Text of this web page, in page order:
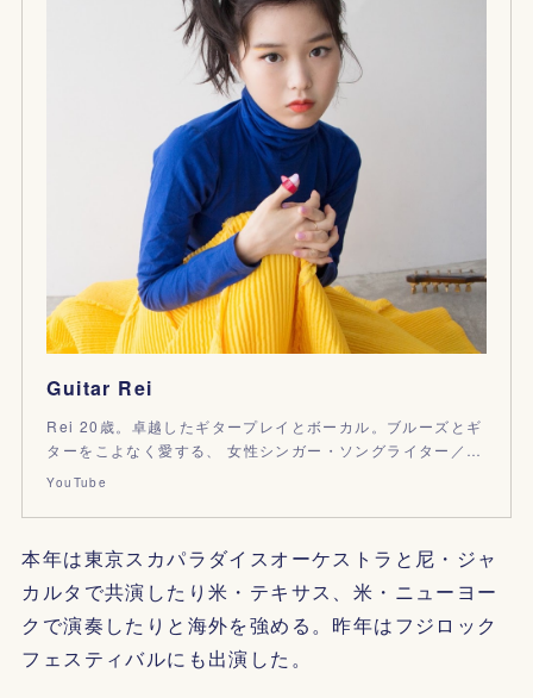
Guitar Rei
Rei 20歳。卓越したギタープレイとボーカル。ブルーズとギ
ターをこよなく愛する、 女性シンガー・ソングライター／…
YouTube
本年は東京スカパラダイスオーケストラと尼・ジャ
カルタで共演したり米・テキサス、米・ニューヨー
クで演奏したりと海外を強める。昨年はフジロック
フェスティバルにも出演した。